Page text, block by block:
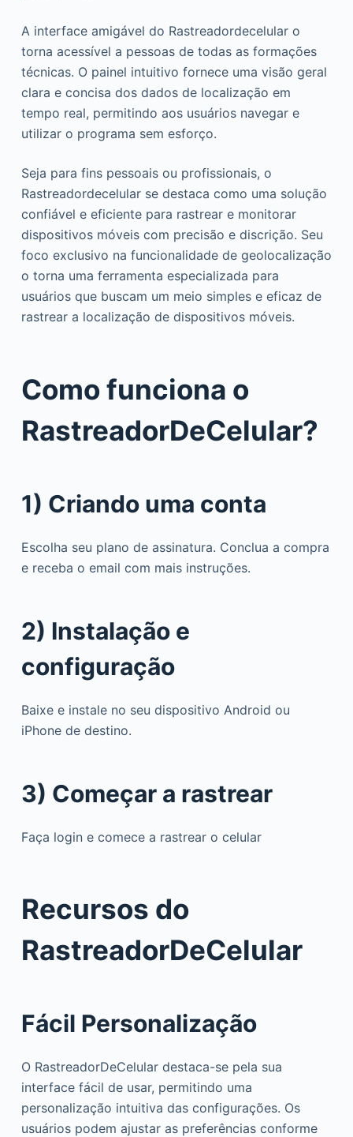
A interface amigável do Rastreadordecelular o
torna acessível a pessoas de todas as formações
técnicas. O painel intuitivo fornece uma visão geral
clara e concisa dos dados de localização em
tempo real, permitindo aos usuários navegar e
utilizar o programa sem esforço.
Seja para fins pessoais ou profissionais, o
Rastreadordecelular se destaca como uma solução
confiável e eficiente para rastrear e monitorar
dispositivos móveis com precisão e discrição. Seu
foco exclusivo na funcionalidade de geolocalização
o torna uma ferramenta especializada para
usuários que buscam um meio simples e eficaz de
rastrear a localização de dispositivos móveis.
Como funciona o
RastreadorDeCelular?
1) Criando uma conta
Escolha seu plano de assinatura. Conclua a compra
e receba o email com mais instruções.
2) Instalação e
configuração
Baixe e instale no seu dispositivo Android ou
iPhone de destino.
3) Começar a rastrear
Faça login e comece a rastrear o celular
Recursos do
RastreadorDeCelular
Fácil Personalização
O RastreadorDeCelular destaca-se pela sua
interface fácil de usar, permitindo uma
personalização intuitiva das configurações. Os
usuários podem ajustar as preferências conforme